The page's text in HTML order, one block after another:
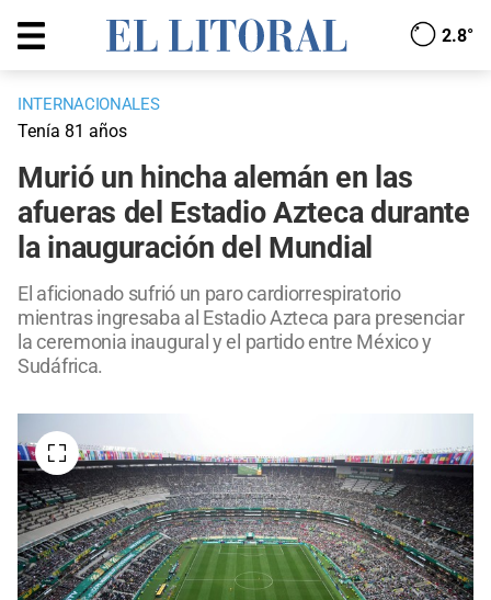
2.8°
INTERNACIONALES
Tenía 81 años
Murió un hincha alemán en las
afueras del Estadio Azteca durante
la inauguración del Mundial
El aficionado sufrió un paro cardiorrespiratorio
mientras ingresaba al Estadio Azteca para presenciar
la ceremonia inaugural y el partido entre México y
Sudáfrica.